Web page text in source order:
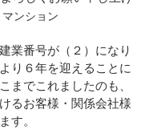
ンション
業番号が（２）になり
り６年を迎えることに
までこれましたのも、
るお客様・関係会社様
す。